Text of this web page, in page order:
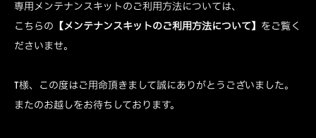
専用メンテナンスキットのご利用方法については、
こちらの 【メンテナンスキットのご利用方法について】 をご覧く
ださいませ。
T様、この度はご用命頂きまして誠にありがとうございました。
またのお越しをお待ちしております。